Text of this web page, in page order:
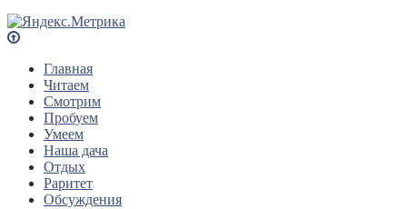
Главная
Читаем
Смотрим
Пробуем
Умеем
Наша дача
Отдых
Раритет
Обсуждения